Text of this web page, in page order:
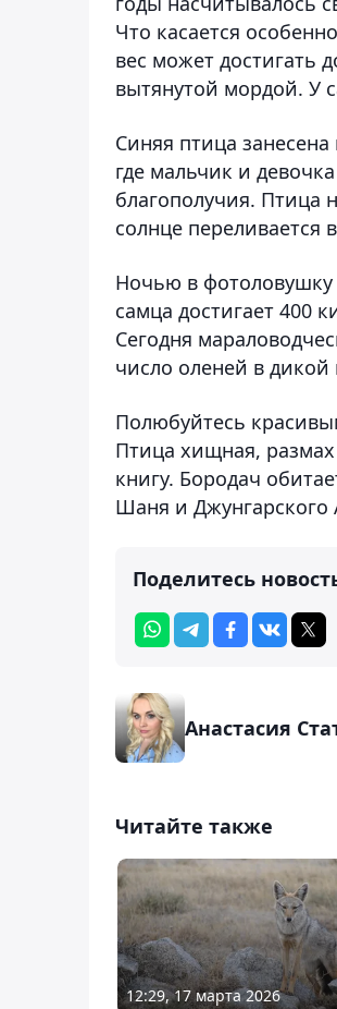
Что касается
вес может достигать
вытянутой мордой. У
Синяя птица
где мальчик и
благополучия. Птица
солнце переливается
Ночью в
самца достигает 400
Сегодня
число оленей в дикой
Полюбуйтесь
Птица хищная, размах
книгу. Бородач
Шаня и Джунгарского
Поделитесь
Анастасия
Читайте также
12:29, 17 марта 2026